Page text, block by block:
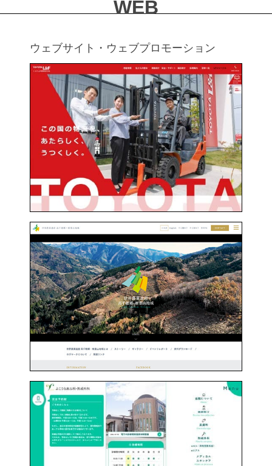
WEB
ウェブサイト・ウェブプロモーション